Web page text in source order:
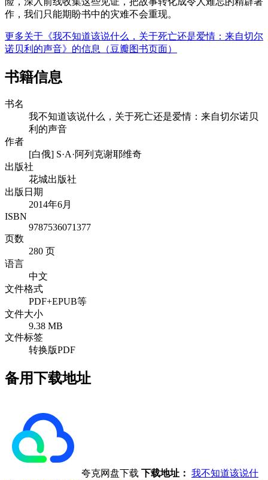
作，我们只能期盼书中的灾难不会重现。
更多关于《我不知道该说什么，关于死亡还是爱情：来自切尔
诺贝利的声音》的信息（豆瓣图书页面）
书籍信息
书名
我不知道该说什么，关于死亡还是爱情：来自切尔诺贝
利的声音
作者
[白俄] S·A·阿列克谢耶维奇
出版社
花城出版社
出版日期
2014年6月
ISBN
9787536071377
页数
280 页
语言
中文
文件格式
PDF+EPUB等
文件大小
9.38 MB
文件标签
转换版PDF
备用下载地址
夸克网盘下载 下载地址： 我不知道该说什